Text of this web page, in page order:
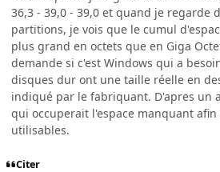
36,3 - 39,0 - 39,0 et quand je regarde
partitions, je vois que le cumul
plus grand en octets que en Giga
demande si c'est Windows qui a
disques dur ont une taille réelle en
indiqué par le fabriquant. D'apres un
qui occuperait l'espace manquant
utilisables.
Citer